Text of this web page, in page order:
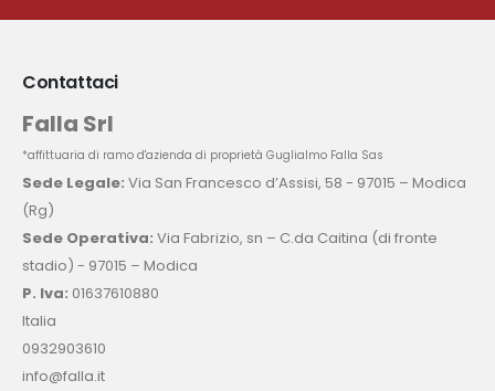
Contattaci
Falla Srl
*affittuaria di ramo d'azienda di proprietà Guglialmo Falla Sas
Sede Legale: Via San Francesco d’Assisi, 58 - 97015 – Modica
(Rg)
Sede Operativa: Via Fabrizio, sn – C.da Caitina (di fronte
stadio) - 97015 – Modica
P. Iva: 01637610880
Italia
0932903610
info@falla.it